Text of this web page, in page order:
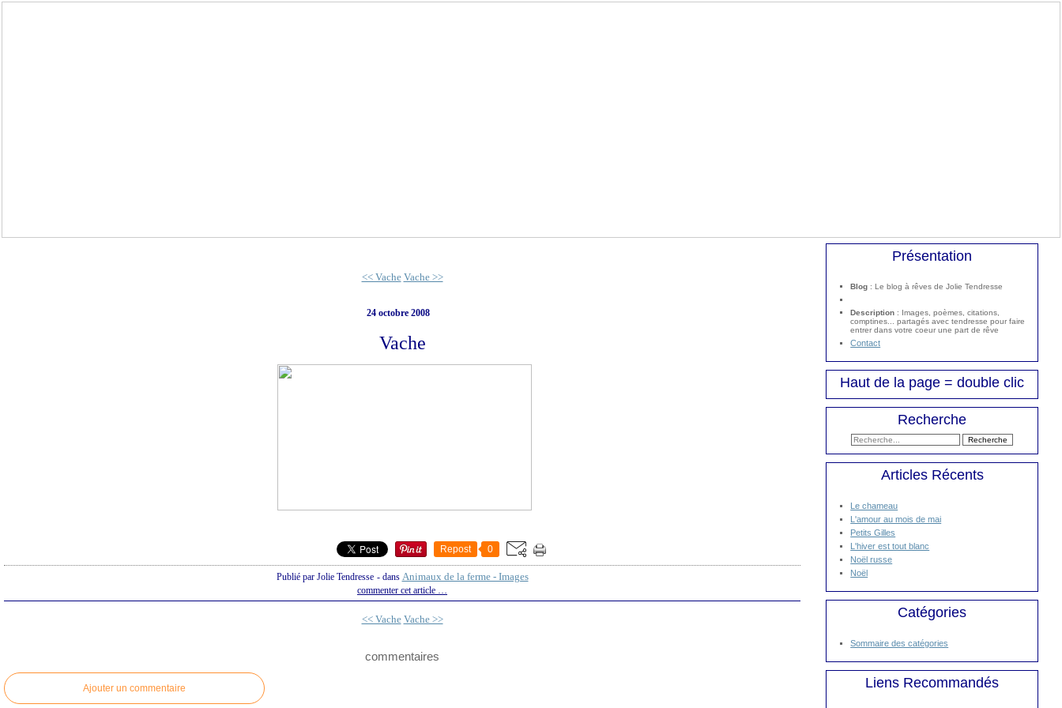
<< Vache Vache >>
24 octobre 2008
Vache
Repost 0
Publié par Jolie Tendresse -dans Animaux de la ferme - Images
commenter cet article …
<< Vache Vache >>
commentaires
Ajouter un commentaire
Présentation
Blog : Le blog à rêves de Jolie Tendresse
Description : Images, poèmes, citations,
comptines... partagés avec tendresse pour faire
entrer dans votre coeur une part de rêve
Contact
Haut de la page = double clic
Recherche
Articles Récents
Le chameau
L'amour au mois de mai
Petits Gilles
L'hiver est tout blanc
Noël russe
Noël
Catégories
Sommaire des catégories
Liens Recommandés